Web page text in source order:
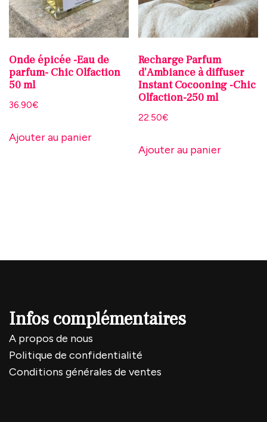
Onde épicée -Eau de
parfum- Chic Olfaction
50 ml
36.90€
Ajouter au panier
Recharge Parfum
d’Ambiance à diffuser
Instant Cocooning -Chic
Olfaction-250 ml
22.50€
Ajouter au panier
Infos complémentaires
A propos de nous
Politique de confidentialité
Conditions générales de ventes